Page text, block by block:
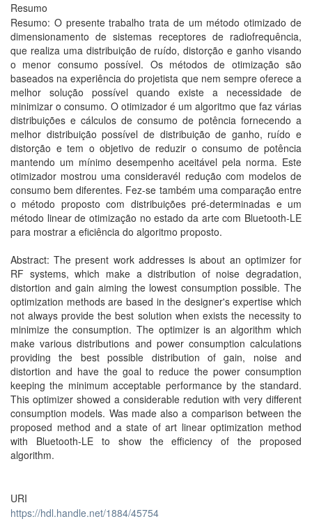
Resumo
Resumo: O presente trabalho trata de um método otimizado de
dimensionamento de sistemas receptores de radiofrequência,
que realiza uma distribuição de ruído, distorção e ganho visando
o menor consumo possível. Os métodos de otimização são
baseados na experiência do projetista que nem sempre oferece a
melhor solução possível quando existe a necessidade de
minimizar o consumo. O otimizador é um algoritmo que faz várias
distribuições e cálculos de consumo de potência fornecendo a
melhor distribuição possível de distribuição de ganho, ruído e
distorção e tem o objetivo de reduzir o consumo de potência
mantendo um mínimo desempenho aceitável pela norma. Este
otimizador mostrou uma consideravél redução com modelos de
consumo bem diferentes. Fez-se também uma comparação entre
o método proposto com distribuições pré-determinadas e um
método linear de otimização no estado da arte com Bluetooth-LE
para mostrar a eficiência do algoritmo proposto.
Abstract: The present work addresses is about an optimizer for
RF systems, which make a distribution of noise degradation,
distortion and gain aiming the lowest consumption possible. The
optimization methods are based in the designer's expertise which
not always provide the best solution when exists the necessity to
minimize the consumption. The optimizer is an algorithm which
make various distributions and power consumption calculations
providing the best possible distribution of gain, noise and
distortion and have the goal to reduce the power consumption
keeping the minimum acceptable performance by the standard.
This optimizer showed a considerable redution with very different
consumption models. Was made also a comparison between the
proposed method and a state of art linear optimization method
with Bluetooth-LE to show the efficiency of the proposed
algorithm.
URI
https://hdl.handle.net/1884/45754